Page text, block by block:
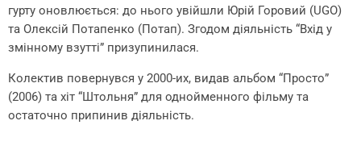
гурту оновлюється: до нього увійшли Юрій Горовий (UGO)
та Олексій Потапенко (Потап). Згодом діяльність “Вхід у
змінному взутті” призупинилася.
Колектив повернувся у 2000-их, видав альбом “Просто”
(2006) та хіт “Штольня” для однойменного фільму та
остаточно припинив діяльність.